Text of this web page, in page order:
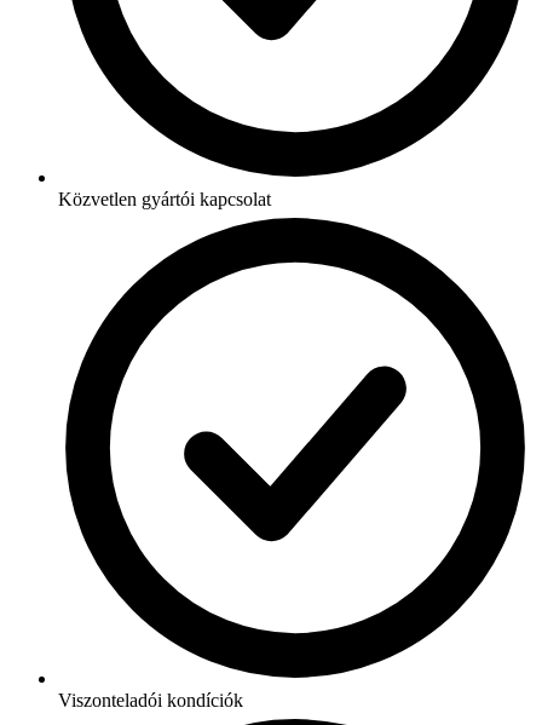
Közvetlen gyártói kapcsolat
Viszonteladói kondíciók